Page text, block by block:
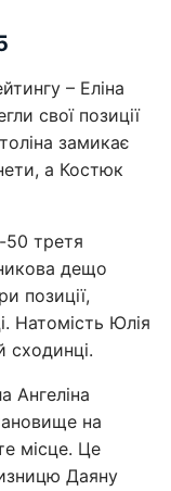
– Еліна
свої позиції
замикає
а Костюк
50 третя
дещо
позиції,
Натомість Юлія
сходинці.
Ангеліна
на
місце. Це
Даяну